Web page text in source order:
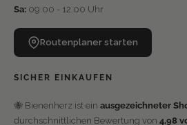
Sa: 09:00 - 12:00 Uhr
Routenplaner starten
SICHER EINKAUFEN
🐝 Bienenherz ist ein ausgezeichneter
durchschnittlichen Bewertung von 4,98